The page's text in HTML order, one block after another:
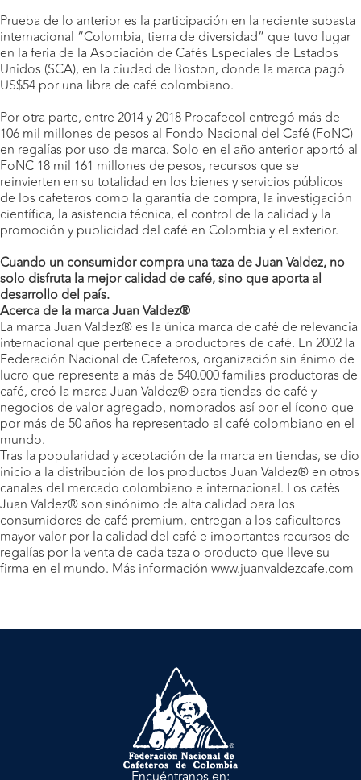
Prueba de lo anterior es la participación en la reciente subasta
internacional “Colombia, tierra de diversidad” que tuvo lugar
en la feria de la Asociación de Cafés Especiales de Estados
Unidos (SCA), en la ciudad de Boston, donde la marca pagó
US$54 por una libra de café colombiano.
Por otra parte, entre 2014 y 2018 Procafecol entregó más de
106 mil millones de pesos al Fondo Nacional del Café (FoNC)
en regalías por uso de marca. Solo en el año anterior aportó al
FoNC 18 mil 161 millones de pesos, recursos que se
reinvierten en su totalidad en los bienes y servicios públicos
de los cafeteros como la garantía de compra, la investigación
científica, la asistencia técnica, el control de la calidad y la
promoción y publicidad del café en Colombia y el exterior.
Cuando un consumidor compra una taza de Juan Valdez, no
solo disfruta la mejor calidad de café, sino que aporta al
desarrollo del país.
Acerca de la marca Juan Valdez®
La marca Juan Valdez® es la única marca de café de relevancia
internacional que pertenece a productores de café. En 2002 la
Federación Nacional de Cafeteros, organización sin ánimo de
lucro que representa a más de 540.000 familias productoras de
café, creó la marca Juan Valdez® para tiendas de café y
negocios de valor agregado, nombrados así por el ícono que
por más de 50 años ha representado al café colombiano en el
mundo.
Tras la popularidad y aceptación de la marca en tiendas, se dio
inicio a la distribución de los productos Juan Valdez® en otros
canales del mercado colombiano e internacional. Los cafés
Juan Valdez® son sinónimo de alta calidad para los
consumidores de café premium, entregan a los caficultores
mayor valor por la calidad del café e importantes recursos de
regalías por la venta de cada taza o producto que lleve su
firma en el mundo. Más información www.juanvaldezcafe.com